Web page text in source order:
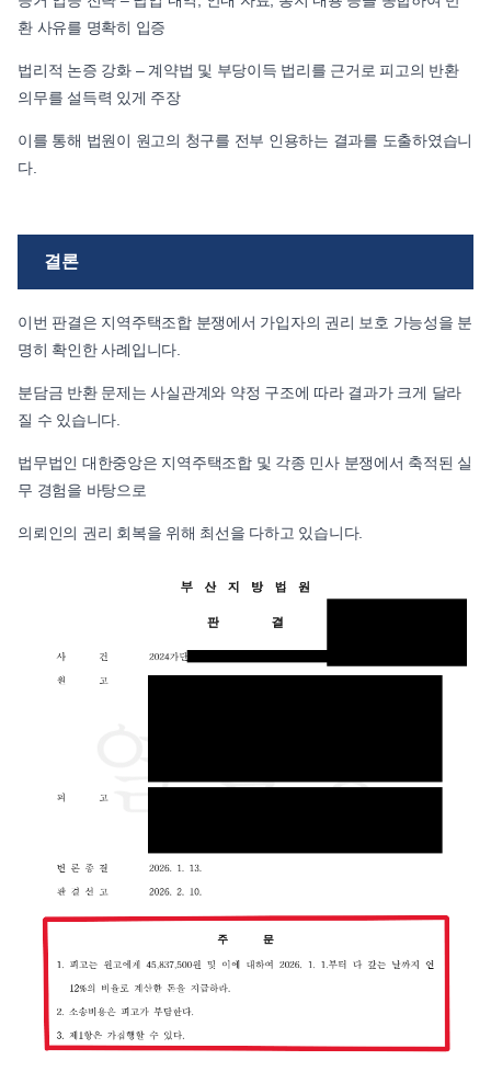
환 사유를 명확히 입증
법리적 논증 강화 – 계약법 및 부당이득 법리를 근거로 피고의 반환
의무를 설득력 있게 주장
​이를 통해 법원이 원고의 청구를 전부 인용하는 결과를 도출하였습니
다.
​결론
이번 판결은 지역주택조합 분쟁에서 가입자의 권리 보호 가능성을 분
명히 확인한 사례입니다.
분담금 반환 문제는 사실관계와 약정 구조에 따라 결과가 크게 달라
질 수 있습니다.
법무법인 대한중앙은 지역주택조합 및 각종 민사 분쟁에서 축적된 실
무 경험을 바탕으로
의뢰인의 권리 회복을 위해 최선을 다하고 있습니다.